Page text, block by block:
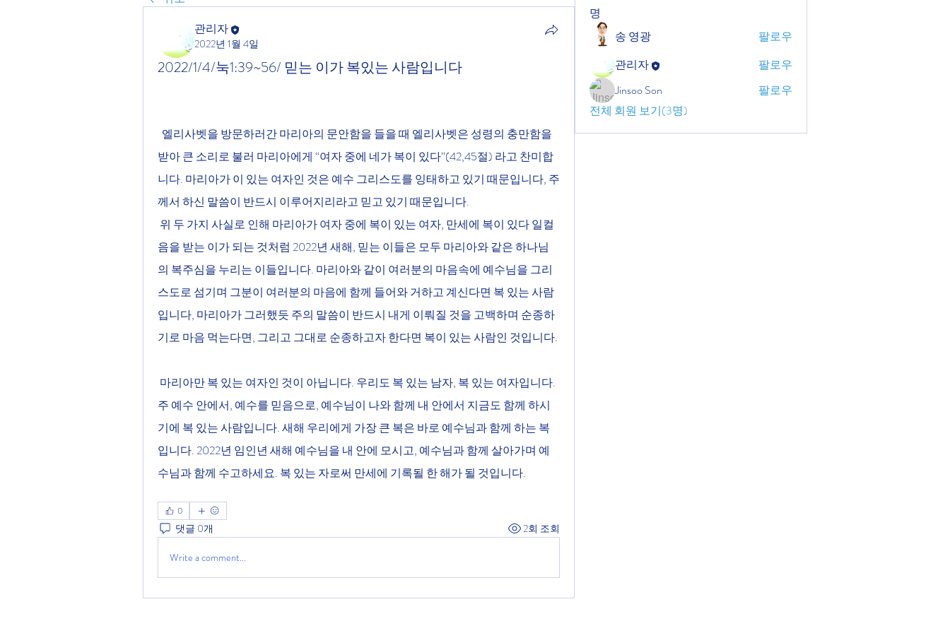
관리자
2022년 1월 4일
2022/1/4/눅1:39~56/ 믿는 이가 복있는 사람입니다
받아 큰 소리로 불러 마리아에게 “여자 중에 네가 복이 있다”(42,45절) 라고 찬미합
니다. 마리아가 이 있는 여자인 것은 예수 그리스도를 잉태하고 있기 때문입니다, 주
께서 하신 말씀이 반드시 이루어지리라고 믿고 있기 때문입니다.
음을 받는 이가 되는 것처럼 2022년 새해, 믿는 이들은 모두 마리아와 같은 하나님
의 복주심을 누리는 이들입니다. 마리아와 같이 여러분의 마음속에 예수님을 그리
스도로 섬기며 그분이 여러분의 마음에 함께 들어와 거하고 계신다면 복 있는 사람
입니다, 마리아가 그러했듯 주의 말씀이 반드시 내게 이뤄질 것을 고백하며 순종하
기로 마음 먹는다면, 그리고 그대로 순종하고자 한다면 복이 있는 사람인 것입니다.
주 예수 안에서, 예수를 믿음으로, 예수님이 나와 함께 내 안에서 지금도 함께 하시
기에 복 있는 사람입니다. 새해 우리에게 가장 큰 복은 바로 예수님과 함께 하는 복
입니다. 2022년 임인년 새해 예수님을 내 안에 모시고, 예수님과 함께 살아가며 예
수님과 함께 수고하세요. 복 있는 자로써 만세에 기록될 한 해가 될 것입니다.
0
댓글 0개 2회 조회
Write a comment...
명
송 영광
팔로우
관리자
팔로우
Jinsoo Son
팔로우
전체 회원 보기(3명)